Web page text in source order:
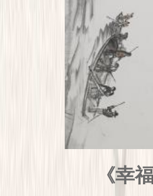
《幸